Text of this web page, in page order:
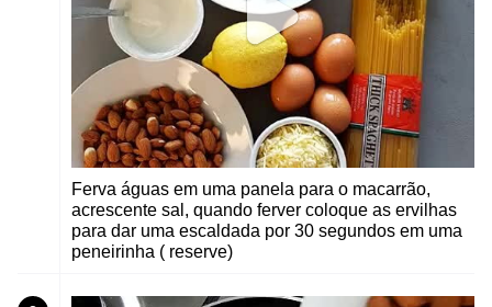
Ferva águas em uma panela para o macarrão,
acrescente sal, quando ferver coloque as ervilhas
para dar uma escaldada por 30 segundos em uma
peneirinha ( reserve)